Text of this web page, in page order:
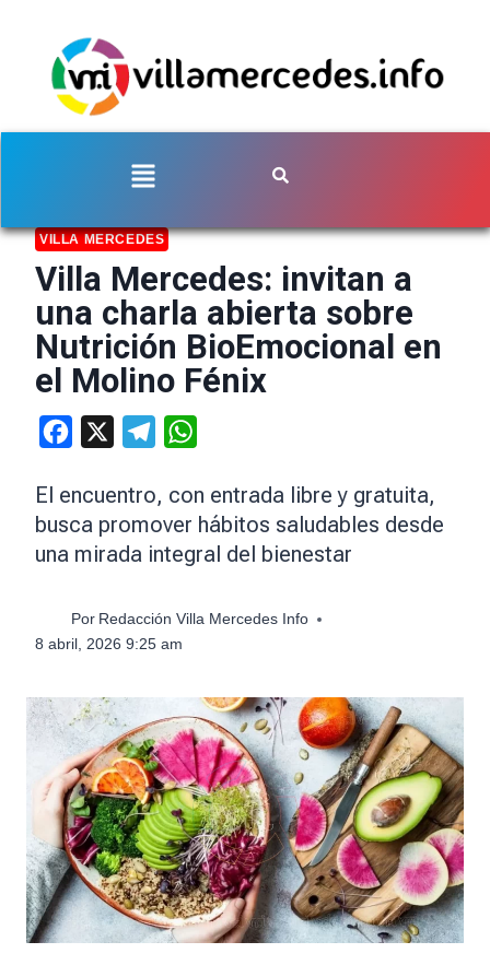
VILLA MERCEDES
Villa Mercedes: invitan a
una charla abierta sobre
Nutrición BioEmocional en
el Molino Fénix
Facebook Telegram
El encuentro, con entrada libre y gratuita,
busca promover hábitos saludables desde
una mirada integral del bienestar
Por Redacción Villa Mercedes Info
8 abril, 2026 9:25 am